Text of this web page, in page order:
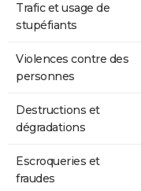
Trafic et usage de
stupéfiants
Violences contre des
personnes
Destructions et
dégradations
Escroqueries et
fraudes